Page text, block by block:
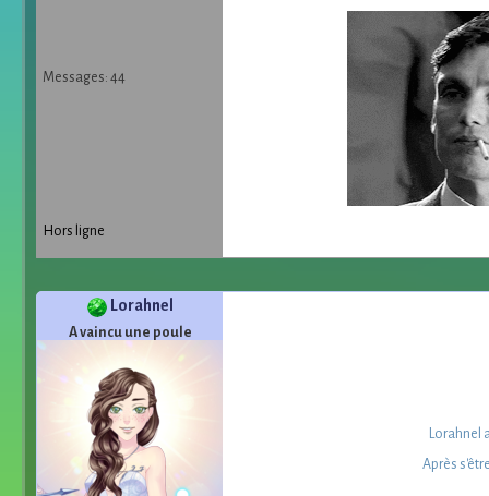
Messages: 44
Hors ligne
Lorahnel
A vaincu une poule
Après